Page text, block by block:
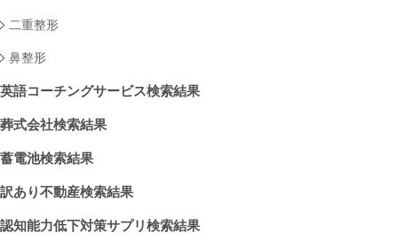
二重整形
鼻整形
英語コーチングサービス検索結果
葬式会社検索結果
蓄電池検索結果
訳あり不動産検索結果
認知能力低下対策サプリ検索結果